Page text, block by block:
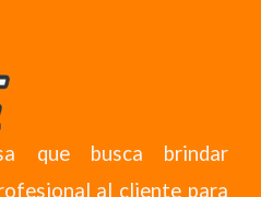
que busca brindar
al cliente para